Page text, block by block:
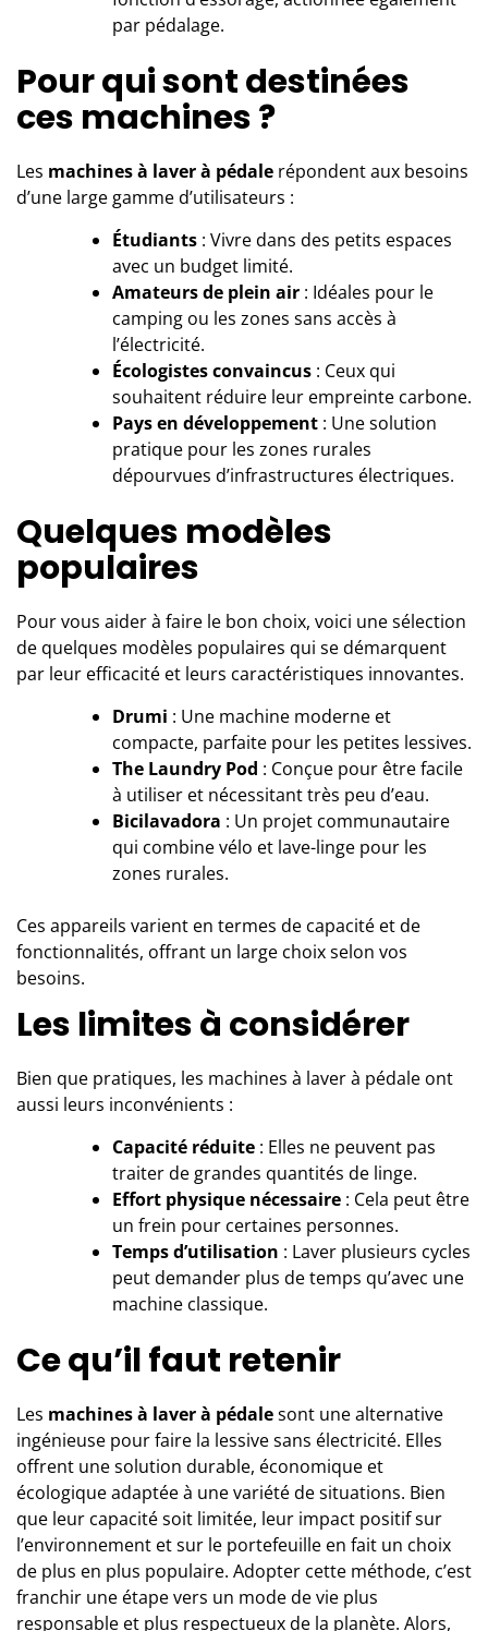
par pédalage.
Pour qui sont destinées
ces machines ?
Les machines à laver à pédale répondent aux besoins
d’une large gamme d’utilisateurs :
Étudiants : Vivre dans des petits espaces
avec un budget limité.
Amateurs de plein air : Idéales pour le
camping ou les zones sans accès à
l’électricité.
Écologistes convaincus : Ceux qui
souhaitent réduire leur empreinte carbone.
Pays en développement : Une solution
pratique pour les zones rurales
dépourvues d’infrastructures électriques.
Quelques modèles
populaires
Pour vous aider à faire le bon choix, voici une sélection
de quelques modèles populaires qui se démarquent
par leur efficacité et leurs caractéristiques innovantes.
Drumi : Une machine moderne et
compacte, parfaite pour les petites lessives.
The Laundry Pod : Conçue pour être facile
à utiliser et nécessitant très peu d’eau.
Bicilavadora : Un projet communautaire
qui combine vélo et lave-linge pour les
zones rurales.
Ces appareils varient en termes de capacité et de
fonctionnalités, offrant un large choix selon vos
besoins.
Les limites à considérer
Bien que pratiques, les machines à laver à pédale ont
aussi leurs inconvénients :
Capacité réduite : Elles ne peuvent pas
traiter de grandes quantités de linge.
Effort physique nécessaire : Cela peut être
un frein pour certaines personnes.
Temps d’utilisation : Laver plusieurs cycles
peut demander plus de temps qu’avec une
machine classique.
Ce qu’il faut retenir
Les machines à laver à pédalesont une alternative
ingénieuse pour faire la lessive sans électricité. Elles
offrent une solution durable, économique et
écologique adaptée à une variété de situations. Bien
que leur capacité soit limitée, leur impact positif sur
l’environnement et sur le portefeuille en fait un choix
de plus en plus populaire. Adopter cette méthode, c’est
franchir une étape vers un mode de vie plus
responsable et plus respectueux de la planète. Alors,